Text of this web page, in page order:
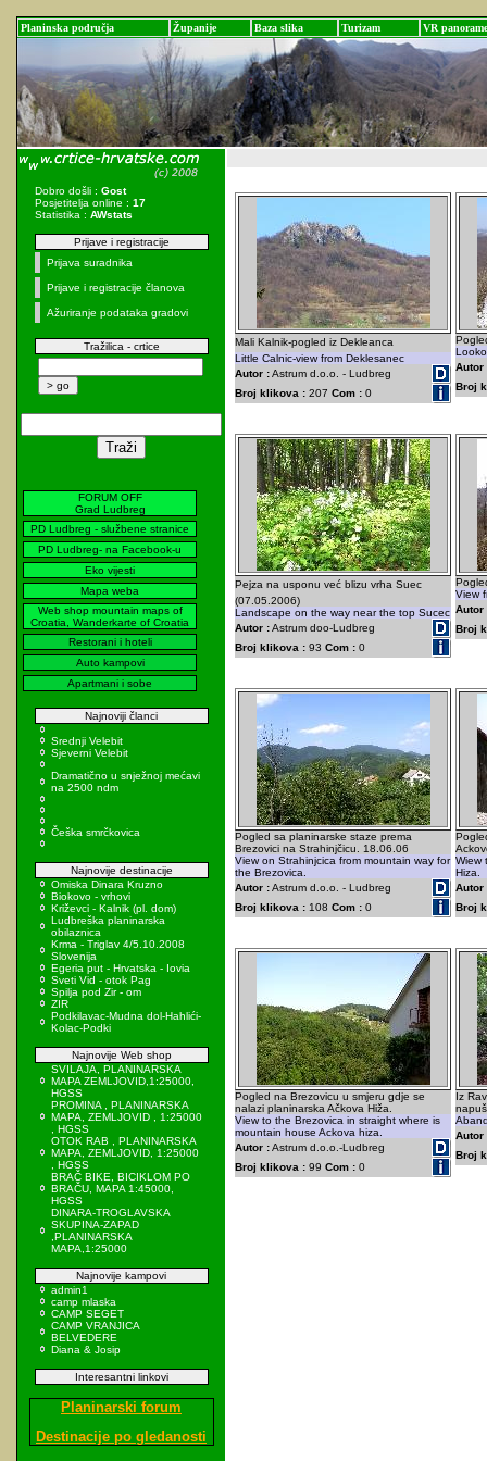
Planinska područja Županije Baza slika Turizam VR panorame
Dobro došli : Gost
Posjetitelja online : 17
Statistika : AWstats
Prijave i registracije
Prijava suradnika
Prijave i registracije članova
Ažuriranje podataka gradovi
Tražilica - crtice
FORUM OFF
Grad Ludbreg
PD Ludbreg - službene stranice
PD Ludbreg- na Facebook-u
Eko vijesti
Mapa weba
Web shop mountain maps of
Croatia, Wanderkarte of Croatia
Restorani i hoteli
Auto kampovi
Apartmani i sobe
Najnoviji članci
Srednji Velebit
Sjeverni Velebit
Dramatično u snježnoj mećavi
na 2500 ndm
Češka smrčkovica
Najnovije destinacije
Omiska Dinara Kruzno
Biokovo - vrhovi
Križevci - Kalnik (pl. dom)
Ludbreška planinarska
obilaznica
Krma - Triglav 4/5.10.2008
Slovenija
Egeria put - Hrvatska - Iovia
Sveti Vid - otok Pag
Spilja pod Zir - om
ZIR
Podkilavac-Mudna dol-Hahlići-
Kolac-Podki
Najnovije Web shop
SVILAJA, PLANINARSKA
MAPA ZEMLJOVID,1:25000,
HGSS
PROMINA , PLANINARSKA
MAPA, ZEMLJOVID , 1:25000
, HGSS
OTOK RAB , PLANINARSKA
MAPA, ZEMLJOVID, 1:25000
, HGSS
BRAČ BIKE, BICIKLOM PO
BRAČU, MAPA 1:45000,
HGSS
DINARA-TROGLAVSKA
SKUPINA-ZAPAD
,PLANINARSKA
MAPA,1:25000
Najnovije kampovi
admin1
camp mlaska
CAMP SEGET
CAMP VRANJICA
BELVEDERE
Diana & Josip
Interesantni linkovi
Planinarski forum
Destinacije po gledanosti
Mali Kalnik-pogled iz Dekleanca
Little Calnic-view from Deklesanec
Autor :Astrum d.o.o. - Ludbreg
Broj klikova : 207 Com : 0
Autor
Broj
Pejza na usponu već blizu vrha Suec
(07.05.2006)
Landscape on the way near the top Sucec
Autor :Astrum doo-Ludbreg
Broj klikova : 93 Com : 0
View
Autor
Broj
Pogled sa planinarske staze prema
Brezovici na Strahinjčicu. 18.06.06
View on Strahinjcica from mountain way for
the Brezovica.
Autor :Astrum d.o.o. - Ludbreg
Broj klikova : 108 Com : 0
Wiew
Hiza.
Autor
Broj
Pogled na Brezovicu u smjeru gdje se
nalazi planinarska Ačkova Hiža.
View to the Brezovica in straight where is
mountain house Ackova hiza.
Autor :Astrum d.o.o.-Ludbreg
Broj klikova : 99 Com : 0
Iz
Autor
Broj